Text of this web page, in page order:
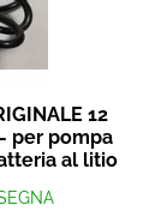
12
per pompa
al litio